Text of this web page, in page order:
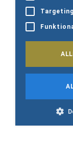
Newsletter
Müller-Möhl
Impressum
Copyright
Targeting